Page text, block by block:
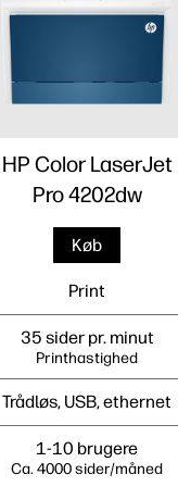
HP Color LaserJet
Pro 4202dw
Køb
Print
35 sider pr. minut
Printhastighed
Trådløs, USB, ethernet
1-10 brugere
Ca. 4000 sider/måned